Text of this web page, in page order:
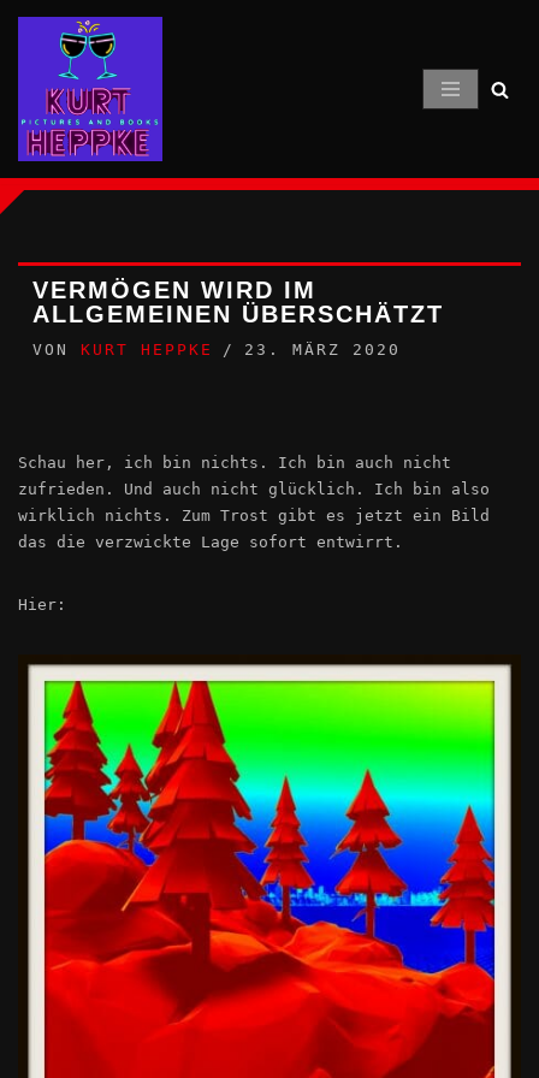
Inhalt
springen
VERMÖGEN WIRD IM
ALLGEMEINEN ÜBERSCHÄTZT
VON KURT HEPPKE 23. MÄRZ 2020
Schau her, ich bin nichts. Ich bin auch nicht
zufrieden. Und auch nicht glücklich. Ich bin also
wirklich nichts. Zum Trost gibt es jetzt ein Bild
das die verzwickte Lage sofort entwirrt.
Hier: